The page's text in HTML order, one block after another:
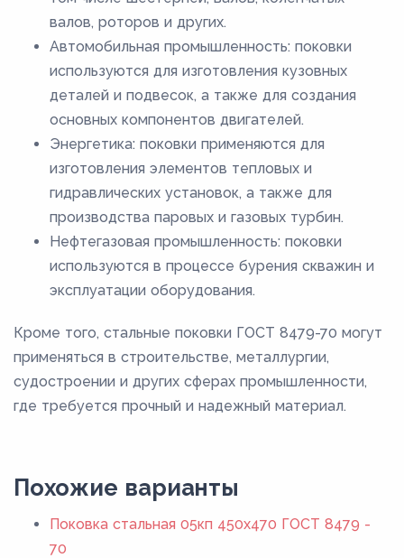
валов, роторов и других.
Автомобильная промышленность: поковки
используются для изготовления кузовных
деталей и подвесок, а также для создания
основных компонентов двигателей.
Энергетика: поковки применяются для
изготовления элементов тепловых и
гидравлических установок, а также для
производства паровых и газовых турбин.
Нефтегазовая промышленность: поковки
используются в процессе бурения скважин и
эксплуатации оборудования.
Кроме того, стальные поковки ГОСТ 8479-70 могут
применяться в строительстве, металлургии,
судостроении и других сферах промышленности,
где требуется прочный и надежный материал.
Похожие варианты
Поковка стальная 05кп 450x470 ГОСТ 8479 -
70